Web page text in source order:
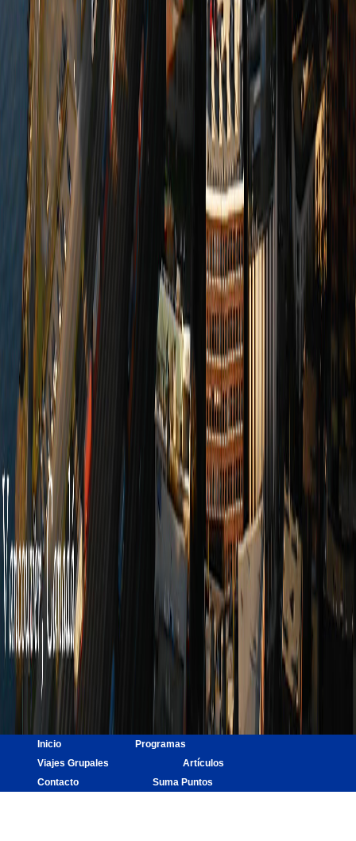
Inicio
Programas
Viajes Grupales
Artículos
Contacto
Suma Puntos